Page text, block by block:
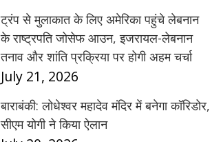
ट्रंप से मुलाकात के लिए अमेरिका पहुंचे लेबनान
के राष्ट्रपति जोसेफ आउन, इजरायल-लेबनान
तनाव और शांति प्रक्रिया पर होगी अहम चर्चा
July 21, 2026
बाराबंकी: लोधेश्वर महादेव मंदिर में बनेगा कॉरिडोर,
सीएम योगी ने किया ऐलान